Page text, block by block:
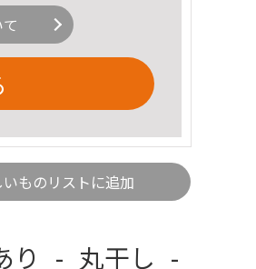
ものリストに追加
り_-_丸干し_-